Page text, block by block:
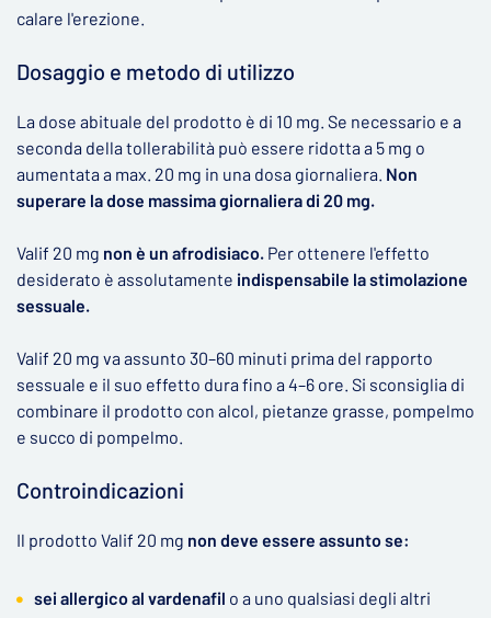
calare l'erezione.
Dosaggio e metodo di utilizzo
La dose abituale del prodotto è di 10 mg. Se necessario e a
seconda della tollerabilità può essere ridotta a 5 mg o
aumentata a max. 20 mg in una dosa giornaliera. Non
superare la dose massima giornaliera di 20 mg.
Valif 20 mg non è un afrodisiaco. Per ottenere l'effetto
desiderato è assolutamente indispensabile la stimolazione
sessuale.
Valif 20 mg va assunto 30–60 minuti prima del rapporto
sessuale e il suo effetto dura fino a 4–6 ore. Si sconsiglia di
combinare il prodotto con alcol, pietanze grasse, pompelmo
e succo di pompelmo.
Controindicazioni
Il prodotto Valif 20 mg non deve essere assunto se:
sei allergico al vardenafil o a uno qualsiasi degli altri